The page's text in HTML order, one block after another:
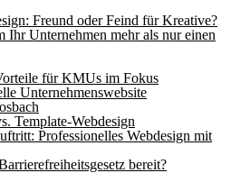
Freund oder Feind für Kreative?
Ihr Unternehmen mehr als nur einen
für KMUs im Fokus
Unternehmenswebsite
Template-Webdesign
Professionelles Webdesign mit
bereit?